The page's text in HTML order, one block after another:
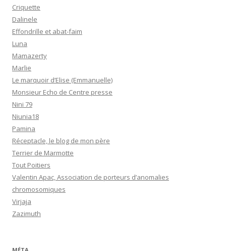
Criquette
Dalinele
Effondrille et abat-faim
Luna
Mamazerty
Marlie
Le marquoir d’Elise (Emmanuelle)
Monsieur Echo de Centre presse
Nini 79
Niunia18
Pamina
Réceptacle, le blog de mon père
Terrier de Marmotte
Tout Poitiers
Valentin Apac, Association de porteurs d’anomalies
chromosomiques
Virjaja
Zazimuth